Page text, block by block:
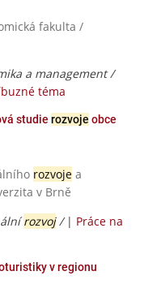
fakulta /
a management /
téma
studie rozvoje obce
rozvoje a
v Brně
rozvoj/ | Práce na
v regionu